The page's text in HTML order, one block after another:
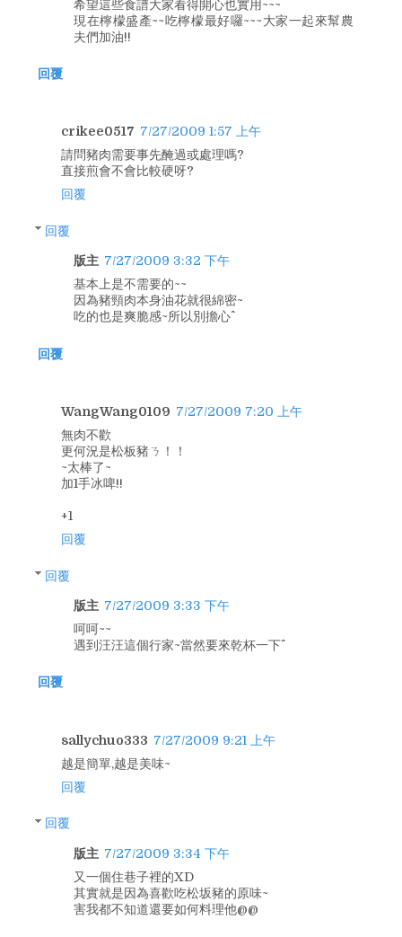
希望這些食譜大家看得開心也實用~~~
現在檸檬盛產~~吃檸檬最好囉~~~大家一起來幫農
夫們加油!!
回覆
crikee0517 7/27/2009 1:57 上午
請問豬肉需要事先醃過或處理嗎?
直接煎會不會比較硬呀?
回覆
回覆
版主 7/27/2009 3:32 下午
基本上是不需要的~~
因為豬頸肉本身油花就很綿密~
吃的也是爽脆感~所以別擔心^^
回覆
WangWang0109 7/27/2009 7:20 上午
無肉不歡
更何況是松板豬ㄋ！！
~太棒了~
加1手冰啤!!
+1
回覆
回覆
版主 7/27/2009 3:33 下午
呵呵~~
遇到汪汪這個行家~當然要來乾杯一下^^
回覆
sallychuo333 7/27/2009 9:21 上午
越是簡單,越是美味~
回覆
回覆
版主 7/27/2009 3:34 下午
又一個住巷子裡的XD
其實就是因為喜歡吃松坂豬的原味~
害我都不知道還要如何料理他@@